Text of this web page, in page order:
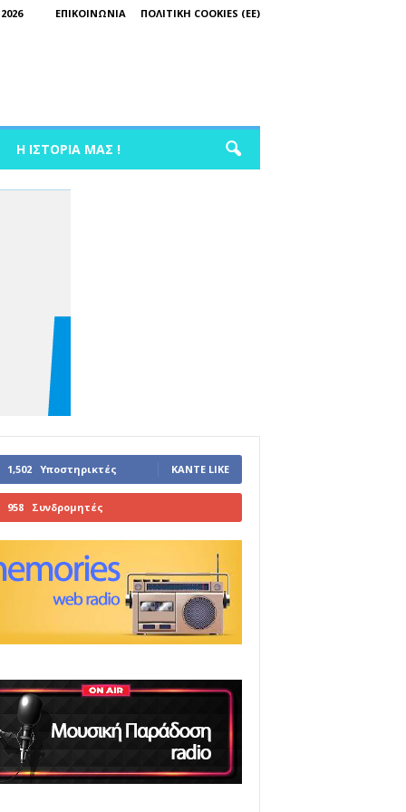
ΕΠΙΚΟΙΝΩΝΊΑ ΠΟΛΙΤΙΚΉ COOKIES (ΕΕ)
Η ΙΣΤΟΡΊΑ ΜΑΣ !
1,502 Υποστηρικτές ΚΆΝΤΕ LIKE
958 Συνδρομητές
ΓΊΝΕΤΕ ΣΥΝΔΡΟΜΗΤΉΣ